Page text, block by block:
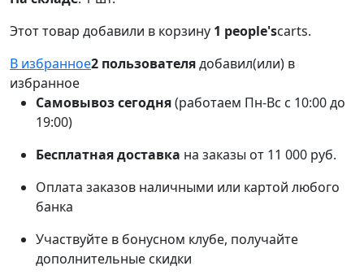
Этот товар добавили в корзину 1 people'scarts.
В избранное2 пользователядобавил(или) в
избранное
Самовывоз сегодня(работаем Пн-Вс с 10:00 до
19:00)
Бесплатная доставка на заказы от 11 000 руб.
Оплата заказов наличными или картой любого
банка
Участвуйте в бонусном клубе, получайте
дополнительные скидки